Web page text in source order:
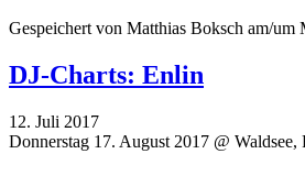
Gespeichert von Matthias Boksch am/um
DJ-Charts: Enlin
12. Juli 2017
Donnerstag 17. August 2017 @ Waldsee,